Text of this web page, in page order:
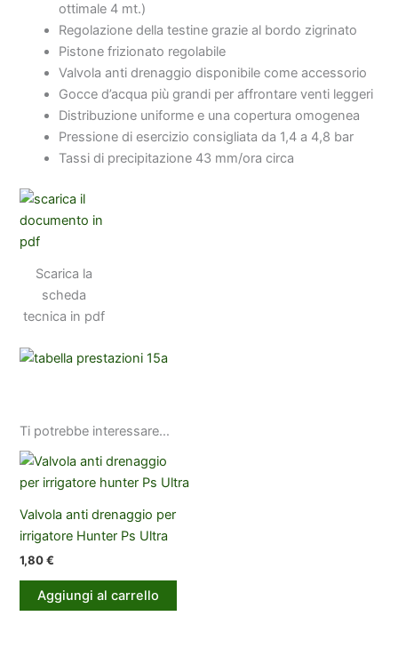
ottimale 4 mt.)
Regolazione della testine grazie al bordo zigrinato
Pistone frizionato regolabile
Valvola anti drenaggio disponibile come accessorio
Gocce d’acqua più grandi per affrontare venti leggeri
Distribuzione uniforme e una copertura omogenea
Pressione di esercizio consigliata da 1,4 a 4,8 bar
Tassi di precipitazione 43 mm/ora circa
Scarica la
scheda
tecnica in pdf
Ti potrebbe interessare…
Valvola anti drenaggio per
irrigatore Hunter Ps Ultra
1,80€
Aggiungi al carrello